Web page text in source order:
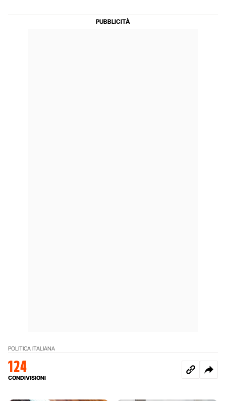
POLITICA ITALIANA
124
CONDIVISIONI